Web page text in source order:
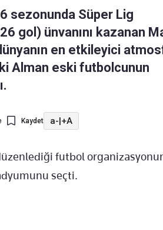
sezonunda Süper Lig
gol) ünvanını kazanan
en etkileyici
Alman eski futbolcunun
Kaydet a-|+A
futbol
seçti.